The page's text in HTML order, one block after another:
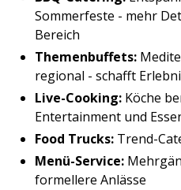
Sommerfeste - mehr
Bereich
Themenbuffets:
regional - schafft
Live-Cooking: Köche
Entertainment und
Food Trucks: Trend-
Menü-Service:
formellere Anlässe